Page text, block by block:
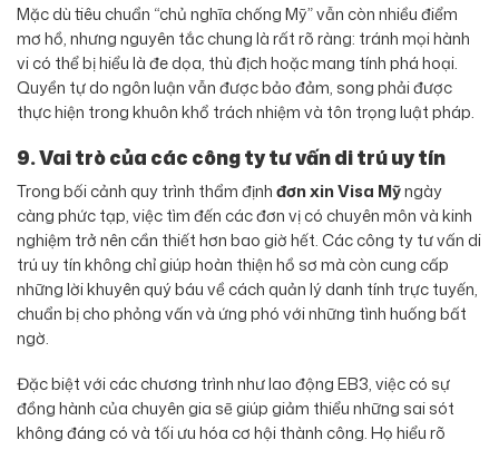
Mặc dù tiêu chuẩn “chủ nghĩa chống Mỹ” vẫn còn nhiều điểm
mơ hồ, nhưng nguyên tắc chung là rất rõ ràng: tránh mọi hành
vi có thể bị hiểu là đe dọa, thù địch hoặc mang tính phá hoại.
Quyền tự do ngôn luận vẫn được bảo đảm, song phải được
thực hiện trong khuôn khổ trách nhiệm và tôn trọng luật pháp.
9. Vai trò của các công ty tư vấn di trú uy tín
Trong bối cảnh quy trình thẩm địnhđơn xin Visa Mỹngày
càng phức tạp, việc tìm đến các đơn vị có chuyên môn và kinh
nghiệm trở nên cần thiết hơn bao giờ hết. Các công ty tư vấn di
trú uy tín không chỉ giúp hoàn thiện hồ sơ mà còn cung cấp
những lời khuyên quý báu về cách quản lý danh tính trực tuyến,
chuẩn bị cho phỏng vấn và ứng phó với những tình huống bất
ngờ.
Đặc biệt với các chương trình như lao động EB3, việc có sự
đồng hành của chuyên gia sẽ giúp giảm thiểu những sai sót
không đáng có và tối ưu hóa cơ hội thành công. Họ hiểu rõ